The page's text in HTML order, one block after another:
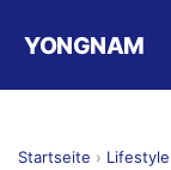
YONGNAM
Startseite › Lifestyle